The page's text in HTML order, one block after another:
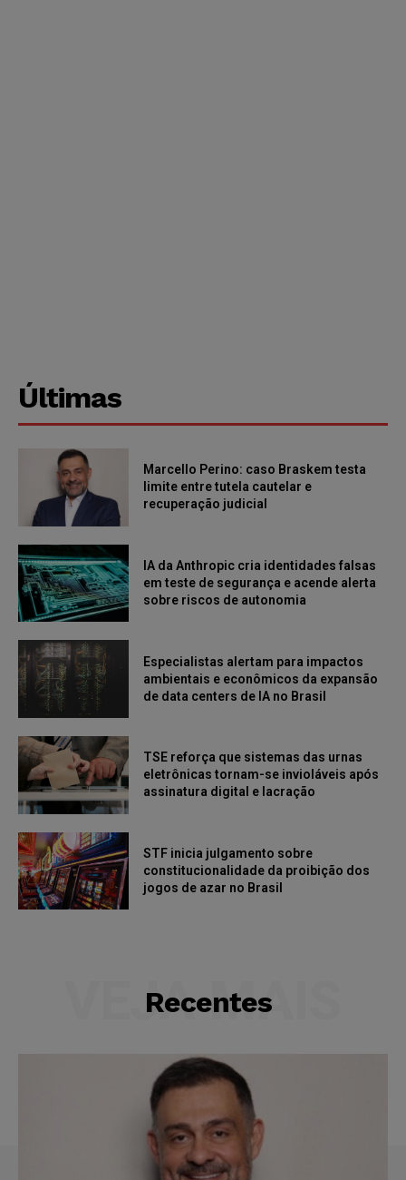
Últimas
Marcello Perino: caso Braskem testa
limite entre tutela cautelar e
recuperação judicial
IA da Anthropic cria identidades falsas
em teste de segurança e acende alerta
sobre riscos de autonomia
Especialistas alertam para impactos
ambientais e econômicos da expansão
de data centers de IA no Brasil
TSE reforça que sistemas das urnas
eletrônicas tornam-se invioláveis após
assinatura digital e lacração
STF inicia julgamento sobre
constitucionalidade da proibição dos
jogos de azar no Brasil
Recentes
VEJA MAIS